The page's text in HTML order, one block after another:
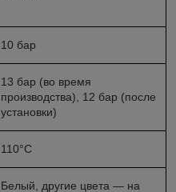
10 бар
13 бар (во время
производства), 12 бар (после
установки)
110°С
Белый, другие цвета — на